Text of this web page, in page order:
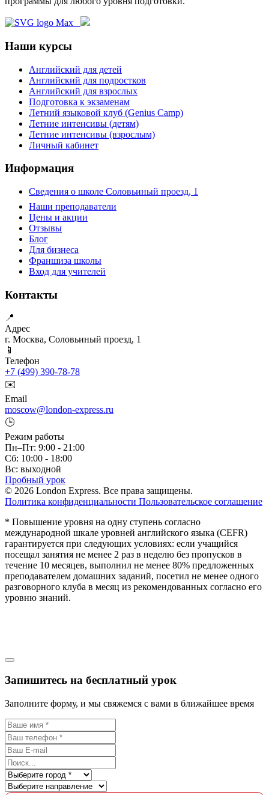
Наши курсы
Английский для детей
Английский для подростков
Английский для взрослых
Подготовка к экзаменам
Летний языковой клуб (Genius Camp)
Летние интенсивы (детям)
Летние интенсивы (взрослым)
Личный кабинет
Информация
Сведения о школе Соловьиный проезд, 1
Наши преподаватели
Цены и акции
Отзывы
Блог
Для бизнеса
Франшиза школы
Вход для учителей
Контакты
📍
Адрес
г. Москва, Соловьиный проезд, 1
📱
Телефон
+7 (499) 390-78-78
✉️
Email
moscow@london-express.ru
🕒
Режим работы
Пн–Пт: 9:00 - 21:00
Сб: 10:00 - 18:00
Вс: выходной
Пробный урок
© 2026 London Express. Все права защищены.
Политика конфиденциальности Пользовательское соглашение
* Повышение уровня на одну ступень согласно
международной шкале уровней английского языка (CEFR)
гарантируется при следующих условиях: если учащийся
посещал занятия не менее 2 раз в неделю без пропусков в
течение 10 месяцев, выполнил не менее 80% предложенных
преподавателем домашних заданий, посетил не менее одного
разговорного клуба в месяц из рекомендованных согласно его
уровню знаний.
Запишитесь на бесплатный урок
Заполните форму, и мы свяжемся с вами в ближайшее время